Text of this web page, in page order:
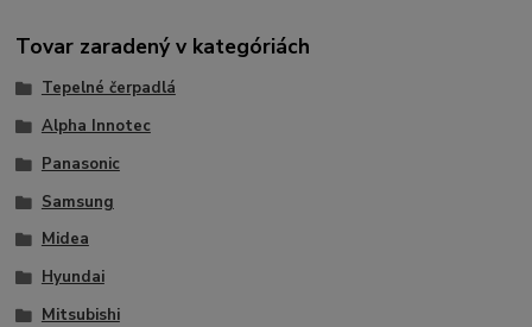
Tovar zaradený v kategóriách
Tepelné čerpadlá
Alpha Innotec
Panasonic
Samsung
Midea
Hyundai
Mitsubishi